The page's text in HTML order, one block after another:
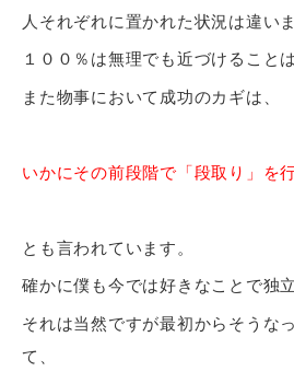
人それぞれに置かれた状況は違いま
１００％は無理でも近づけること
また物事において成功のカギは、
いかにその前段階で「段取り」を
とも言われています。
確かに僕も今では好きなことで独
それは当然ですが最初からそうな
て、